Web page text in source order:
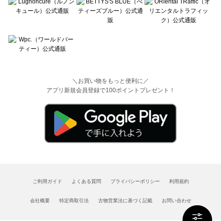
＼お買い物をもっと便利に／
アプリ新規会員登録で100ポイントプレゼント！
ご利用ガイド よくある質問 プライバシーポリシー 利用規約
会社概要 特定商取引法 古物営業法に基づく記載 お問い合わせ